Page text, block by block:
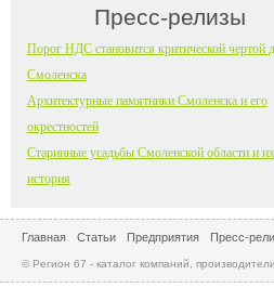
Пресс-релизы
Порог НДС становится критической чертой
Смоленска
Архитектурные памятники Смоленска и его
окрестностей
Старинные усадьбы Смоленской области и их
история
Главная Статьи Предприятия Пресс-
© Регион 67 - каталог компаний,